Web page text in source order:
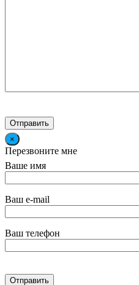
×
Перезвоните мне
Ваше имя
Ваш e-mail
Ваш телефон